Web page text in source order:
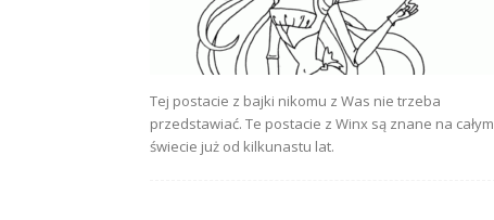
Tej postacie z bajki nikomu z Was nie trzeba
przedstawiać. Te postacie z Winx są znane na całym
świecie już od kilkunastu lat.